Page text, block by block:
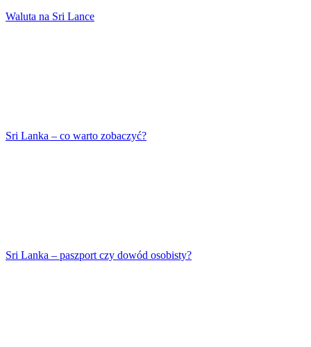
Waluta na Sri Lance
Sri Lanka – co warto zobaczyć?
Sri Lanka – paszport czy dowód osobisty?